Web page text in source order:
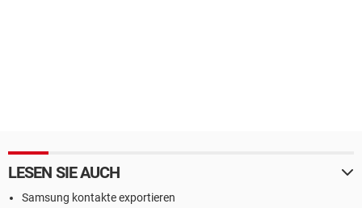
LESEN SIE AUCH
Samsung kontakte exportieren